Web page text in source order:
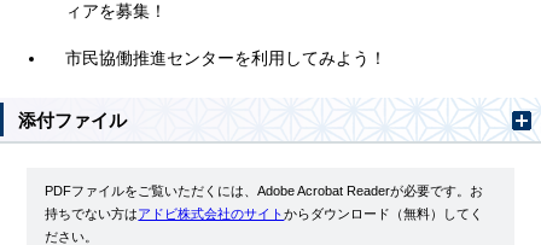
ィアを募集！
市民協働推進センターを利用してみよう！
添付ファイル
PDFファイルをご覧いただくには、Adobe Acrobat Readerが必要です。お
持ちでない方はアドビ株式会社のサイトからダウンロード（無料）してく
ださい。